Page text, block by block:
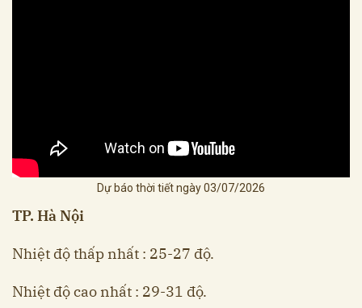
Dự báo thời tiết ngày 03/07/2026
TP. Hà Nội
Nhiệt độ thấp nhất : 25-27 độ.
Nhiệt độ cao nhất : 29-31 độ.